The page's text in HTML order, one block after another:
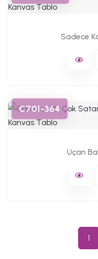
Sadece
C701-364
Uçan
1